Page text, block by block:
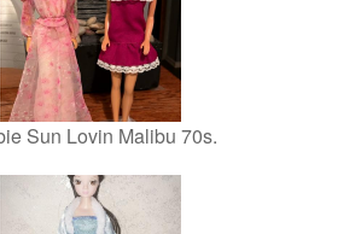
Sun Lovin Malibu 70s.